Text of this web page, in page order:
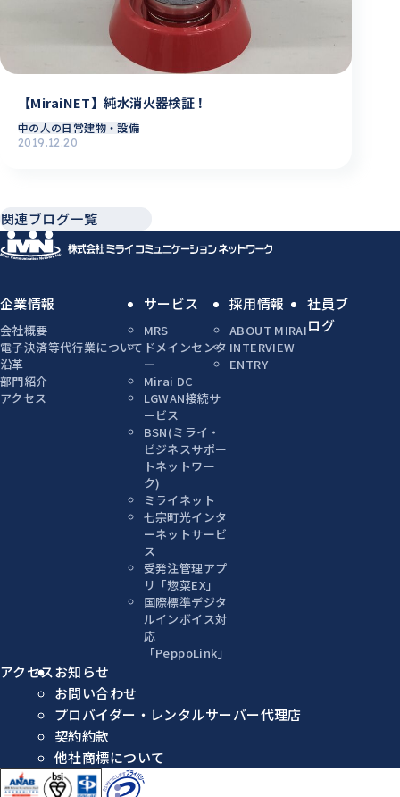
【MiraiNET】純水消火器検証！
中の人の日常建物・設備
2019.12.20
関連ブログ一覧
企業情報
会社概要
電子決済等代行業について
沿革
部門紹介
アクセス
サービス
MRS
ドメインセンタ
ー
Mirai DC
LGWAN接続サ
ービス
BSN(ミライ・
ビジネスサポー
トネットワー
ク)
ミライネット
七宗町光インタ
ーネットサービ
ス
受発注管理アプ
リ「惣菜EX」
国際標準デジタ
ルインボイス対
応
「PeppoLink」
採用情報
ABOUT MIRAI
INTERVIEW
ENTRY
社員ブ
ログ
アクセスお知らせ
お問い合わせ
プロバイダー・レンタルサーバー代理店
契約約款
他社商標について